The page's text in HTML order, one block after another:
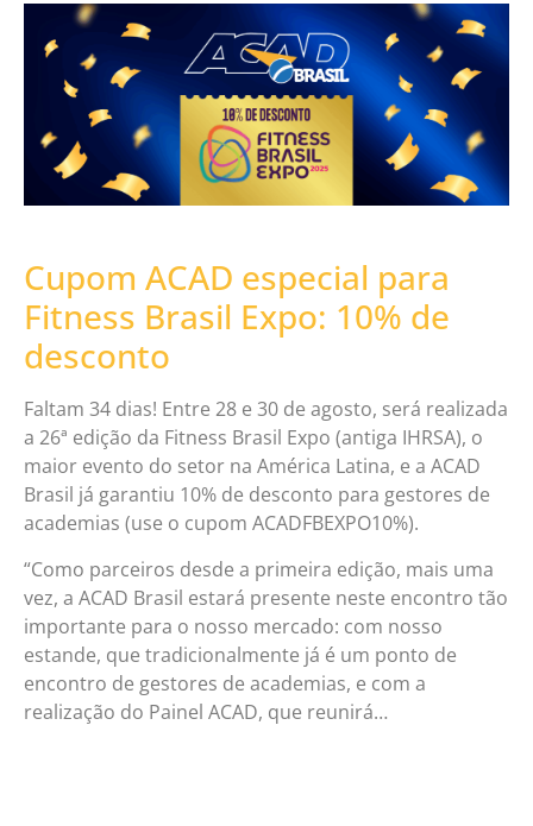
Cupom ACAD especial para
Fitness Brasil Expo: 10% de
desconto
Faltam 34 dias! Entre 28 e 30 de agosto, será realizada
a 26ª edição da Fitness Brasil Expo (antiga IHRSA), o
maior evento do setor na América Latina, e a ACAD
Brasil já garantiu 10% de desconto para gestores de
academias (use o cupom ACADFBEXPO10%).
“Como parceiros desde a primeira edição, mais uma
vez, a ACAD Brasil estará presente neste encontro tão
importante para o nosso mercado: com nosso
estande, que tradicionalmente já é um ponto de
encontro de gestores de academias, e com a
realização do Painel ACAD, que reunirá…